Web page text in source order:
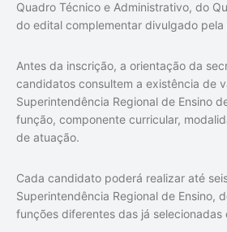
Quadro Técnico e Administrativo, do
do edital complementar divulgado pela
Antes da inscrição, a orientação da
candidatos consultem a existência de
Superintendência Regional de Ensino
função, componente curricular,
de atuação.
Cada candidato poderá realizar até
Superintendência Regional de Ensino,
funções diferentes das já selecionadas